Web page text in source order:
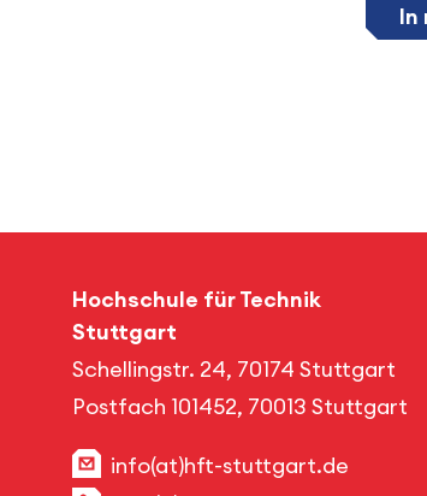
In
Hochschule für Technik
Stuttgart
Schellingstr. 24, 70174 Stuttgart
Postfach 101452, 70013 Stuttgart
info(at)hft-stuttgart.de